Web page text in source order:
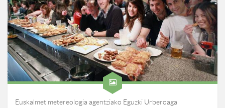
Euskalmet metereologia agentziako Eguzki Urberoaga